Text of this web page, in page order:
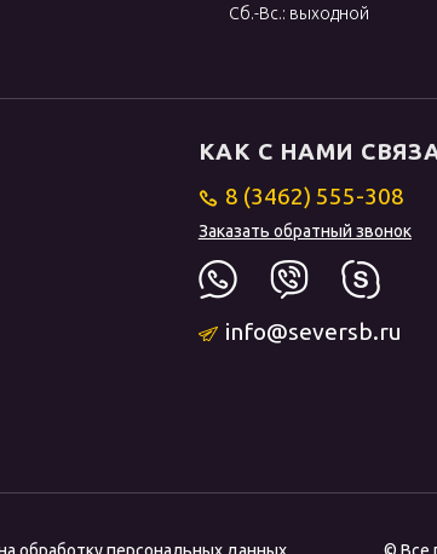
Сб.-Вс.: выходной
КАК С НАМИ
8 (3462) 555-308
Заказать обратный звонок
info@seversb.ru